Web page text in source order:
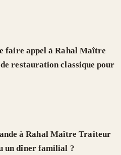
faire appel à Rahal Maître
restauration classique pour
à Rahal Maître Traiteur
un dîner familial ?